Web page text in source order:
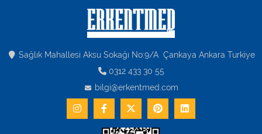
Sağlık Mahallesi Aksu Sokağı No:9/A Çankaya Ankara Turkiye
0312 433 30 55
bilgi@erkentmed.com